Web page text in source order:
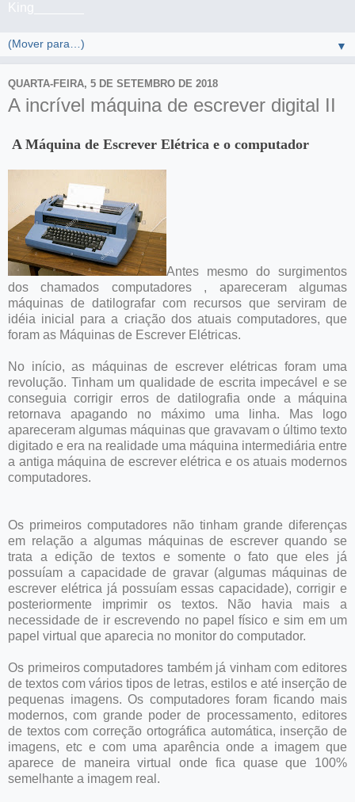
King_______
▼
QUARTA-FEIRA, 5 DE SETEMBRO DE 2018
A incrível máquina de escrever digital II
A Máquina de Escrever Elétrica e o computador
Antes mesmo do surgimentos
dos chamados computadores , apareceram algumas
máquinas de datilografar com recursos que serviram de
idéia inicial para a criação dos atuais computadores, que
foram as Máquinas de Escrever Elétricas.
No início, as máquinas de escrever elétricas foram uma
revolução. Tinham um qualidade de escrita impecável e se
conseguia corrigir erros de datilografia onde a máquina
retornava apagando no máximo uma linha. Mas logo
apareceram algumas máquinas que gravavam o último texto
digitado e era na realidade uma máquina intermediária entre
a antiga máquina de escrever elétrica e os atuais modernos
computadores.
Os primeiros computadores não tinham grande diferenças
em relação a algumas máquinas de escrever quando se
trata a edição de textos e somente o fato que eles já
possuíam a capacidade de gravar (algumas máquinas de
escrever elétrica já possuíam essas capacidade), corrigir e
posteriormente imprimir os textos. Não havia mais a
necessidade de ir escrevendo no papel físico e sim em um
papel virtual que aparecia no monitor do computador.
Os primeiros computadores também já vinham com editores
de textos com vários tipos de letras, estilos e até inserção de
pequenas imagens. Os computadores foram ficando mais
modernos, com grande poder de processamento, editores
de textos com correção ortográfica automática, inserção de
imagens, etc e com uma aparência onde a imagem que
aparece de maneira virtual onde fica quase que 100%
semelhante a imagem real.